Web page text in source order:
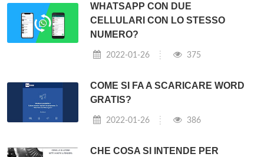
WHATSAPP CON DUE
CELLULARI CON LO STESSO
NUMERO?
2022-01-26 375
COME SI FA A SCARICARE WORD
GRATIS?
2022-01-26 386
CHE COSA SI INTENDE PER